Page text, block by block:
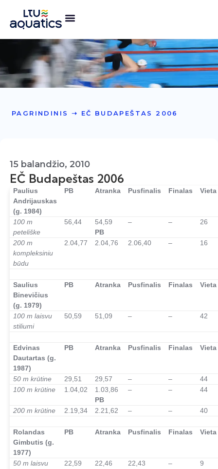
PAGRINDINIS ➝ EČ BUDAPEŠTAS 2006
15 balandžio, 2010
EČ Budapeštas 2006
Paulius
Andrijauskas
(g. 1984)
PB Atranka Pusfinalis Finalas Vieta
100 m
peteliške
56,44
54,59
PB
– – 26
200 m
kompleksiniu
būdu
2.04,77 2.04,76 2.06,40 – 16
Saulius
Binevičius
(g. 1979)
PB Atranka Pusfinalis Finalas Vieta
100 m laisvu
stiliumi
50,59 51,09 – – 42
Edvinas
Dautartas (g.
1987)
PB Atranka Pusfinalis Finalas Vieta
50 m krūtine 29,51 29,57 – –
44
100 m krūtine
1.04,02
1.03,86
PB
– – 44
200 m krūtine 2.19,34 2.21,62 – –
40
Rolandas
Gimbutis (g.
1977)
PB Atranka Pusfinalis Finalas Vieta
50 m laisvu
22,59
22,46
22,43 – 9